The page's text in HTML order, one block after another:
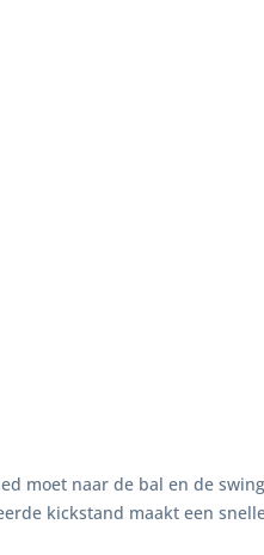
moet naar de bal en de
kickstand maakt een